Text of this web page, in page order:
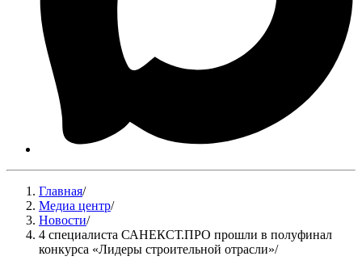
Главная/
Медиа центр/
Новости/
4 специалиста САНЕКСТ.ПРО прошли в полуфинал
конкурса «Лидеры строительной отрасли»/